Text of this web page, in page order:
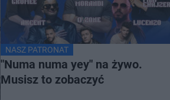
NASZ PATRONAT
"Numa numa yey" na żywo.
Musisz to zobaczyć